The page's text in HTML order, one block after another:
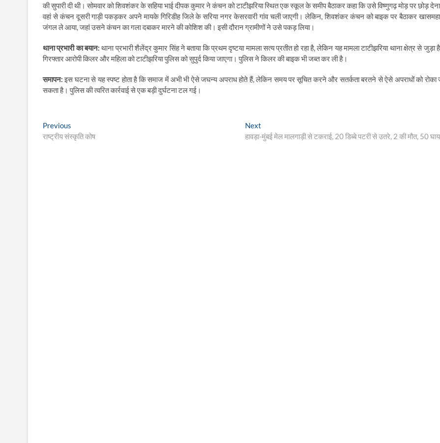
की सुपारी दी थी। सोमवार को शिवशंकर के सहिया भाई दीपक कुमार ने कंचन को टाटीझरिया स्थित एक स्कूल के समीप बैठाकर कहा कि उसे विष्णुगढ़ मोड़ पर छोड़
वहां से कंचन दूसरी गाड़ी पकड़कर अपने मायके गिरिडीह जिले के सरिया नगर केसरवारी गांव चली जाएगी। लेकिन, शिवशंकर कंचन को बाइक पर बैठाकर
जंगल ले आया, जहां उसने कंचन का गला दबाकर मारने की कोशिश की। इसी दौरान ग्रामीणों ने उसे पकड़ लिया।
थाना प्रभारी का बयान: थाना प्रभारी शैलेंद्र कुमार सिंह ने बताया कि प्रथम दृष्टया मामला सत्य प्रतीत हो रहा है, लेकिन यह मामला टाटीझरिया थाना क्षेत्र से जुड़ा
गिरफ्तार आरोपी किलर और महिला को टाटीझरिया पुलिस को सुपुर्द किया जाएगा। पुलिस ने किलर की बाइक भी जब्त कर ली है।
समापन:इस घटना से यह स्पष्ट होता है कि समाज में अभी भी ऐसे जघन्य अपराध होते हैं, लेकिन समय पर सूचित करने और सतर्कता बरतने से ऐसे अपराधों को रोका
सकता है। पुलिस की त्वरित कार्रवाई से एक बड़ी दुर्घटना टल गई।
Post
navigation
Previous
post:
राष्ट्रीय संस्कृति कोष
Next
post:
हावड़ा-मुंबई मेल मालगाड़ी से टकराई, 20 डिब्बे पटरी से उतरे, 2 की मौत, 50